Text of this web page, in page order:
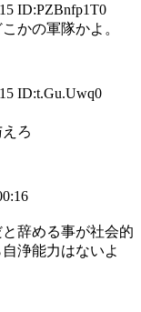
ID:PZBnfp1T0
かの軍隊かよ。
ID:t.Gu.Uwq0
ろ
辞める事が社会的
浄能力はないよ